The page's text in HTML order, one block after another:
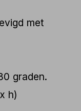
met
graden.
h)